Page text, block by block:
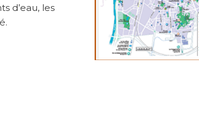
d’eau, les